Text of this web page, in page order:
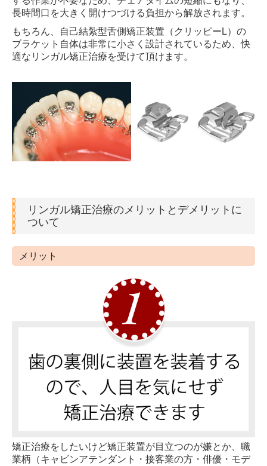
長時間口を大きく開けつづける負担から解放されます。
もちろん、自己結紮型舌側矯正装置（クリッピーL）の
ブラケット自体は非常に小さく設計されているため、快
適なリンガル矯正治療を受けて頂けます。
リンガル矯正治療のメリットとデメリットに
ついて
メリット
矯正治療をしたいけど矯正装置が目立つのが嫌とか、職
業柄（キャビンアテンダント・接客業の方・俳優・モデ